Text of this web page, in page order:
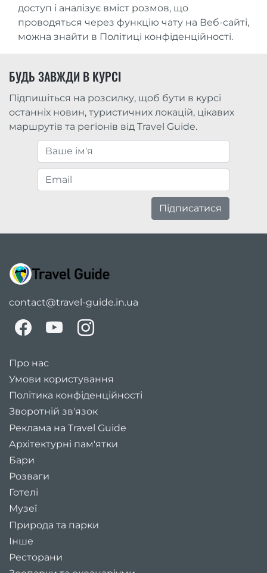
доступ і аналізує вміст розмов, що
проводяться через функцію чату на Веб-сайті,
можна знайти в Політиці конфіденційності.
БУДЬ ЗАВЖДИ В КУРСІ
Підпишіться на розсилку, щоб бути в курсі
останніх новин, туристичних локацій, цікавих
маршрутів та регіонів від Travel Guide.
Підписатися
contact@travel-guide.in.ua
Про нас
Умови користування
Політика конфіденційності
Зворотній зв'язок
Реклама на Travel Guide
Архітектурні пам'ятки
Бари
Розваги
Готелі
Музеї
Природа та парки
Інше
Ресторани